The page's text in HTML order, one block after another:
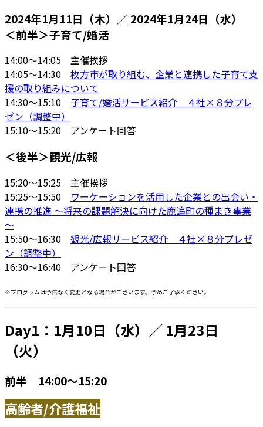
2024年1月11日（木）／ 2024年1月24日（水）
＜前半＞子育て/婚活
14:00～14:05 主催挨拶
14:05～14:30 枚方市が取り組む、企業と連携した子育て支
援の取り組みについて
14:30～15:10 子育て/婚活サービス紹介 ４社×８分プレ
ゼン（調整中）
15:10～15:20 アンケート回答
＜後半＞観光/広報
15:20～15:25 主催挨拶
15:25～15:50 ワーケーションを活用した企業との出会い・
連携の推進 ～将来の課題解決に向けた鹿追町の種まき事業
～
15:50～16:30 観光/広報サービス紹介 ４社×８分プレゼ
ン（調整中）
16:30～16:40 アンケート回答
※プログラムは予告なく変更となる場合がございます。予めご了承ください。
Day1：1月10日（水）／ 1月23日
（火）
前半 14:00～15:20
高齢者/介護福祉